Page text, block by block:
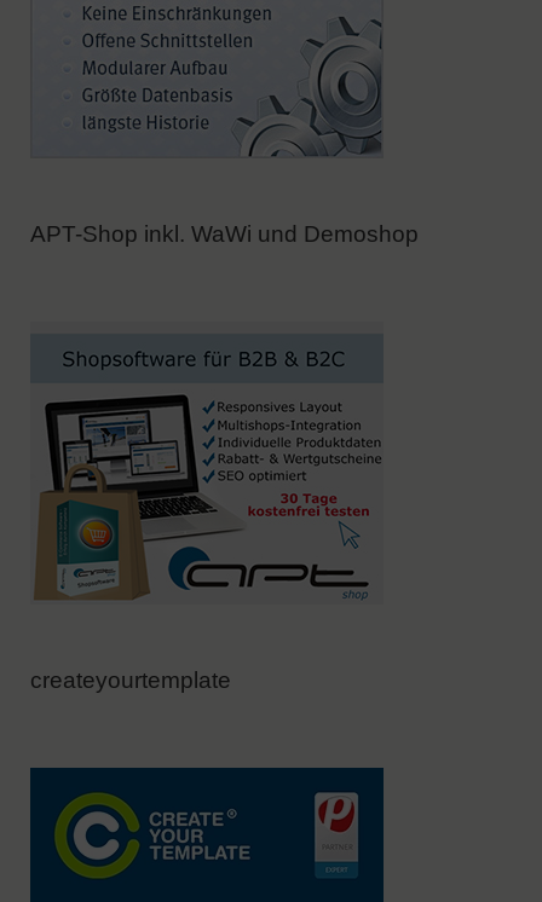
APT-Shop inkl. WaWi und Demoshop
createyourtemplate